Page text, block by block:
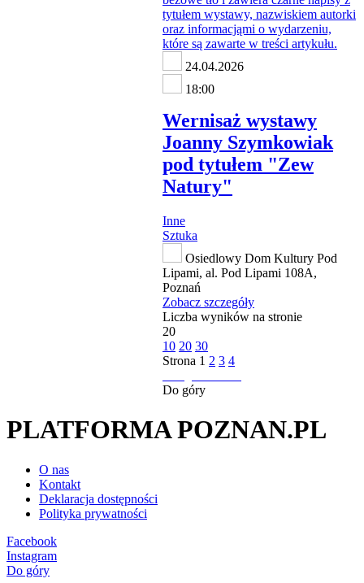
24.04.2026
18:00
Wernisaż wystawy
Joanny Szymkowiak
pod tytułem "Zew
Natury"
Inne
Sztuka
Osiedlowy Dom Kultury Pod
Lipami, al. Pod Lipami 108A,
Poznań
Zobacz szczegóły
Liczba wyników na stronie
20
10 20 30
Strona 1 2 3 4
Do góry
PLATFORMA POZNAN.PL
O nas
Kontakt
Deklaracja dostępności
Polityka prywatności
Facebook
Instagram
Do góry